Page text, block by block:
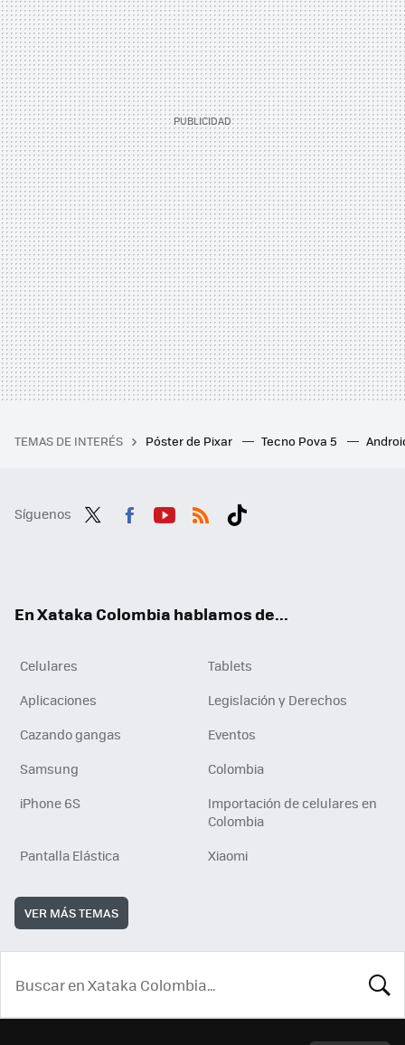
TEMAS DE INTERÉS Póster de Pixar Tecno Pova 5
Síguenos
En Xataka Colombia hablamos de...
Celulares
Tablets
Aplicaciones
Legislación y Derechos
Cazando gangas
Eventos
Samsung
Colombia
iPhone 6S
Importación de celulares en
Colombia
Pantalla Elástica
Xiaomi
VER MÁS TEMAS